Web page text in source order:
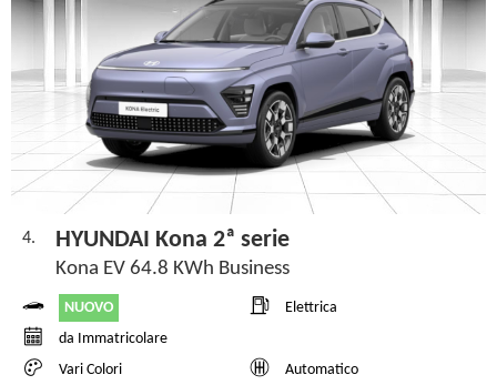
4. HYUNDAI Kona 2ª serie
Kona EV 64.8 KWh Business
NUOVO
Elettrica
da Immatricolare
Vari Colori
Automatico